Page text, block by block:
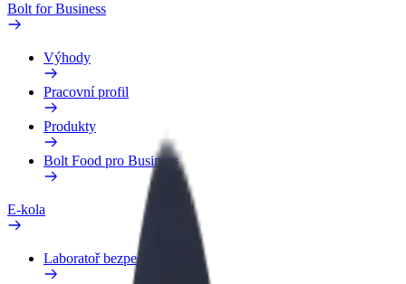
Bolt for Business
Výhody
Pracovní profil
Produkty
Bolt Food pro Business
E-kola
Laboratoř bezpečnosti